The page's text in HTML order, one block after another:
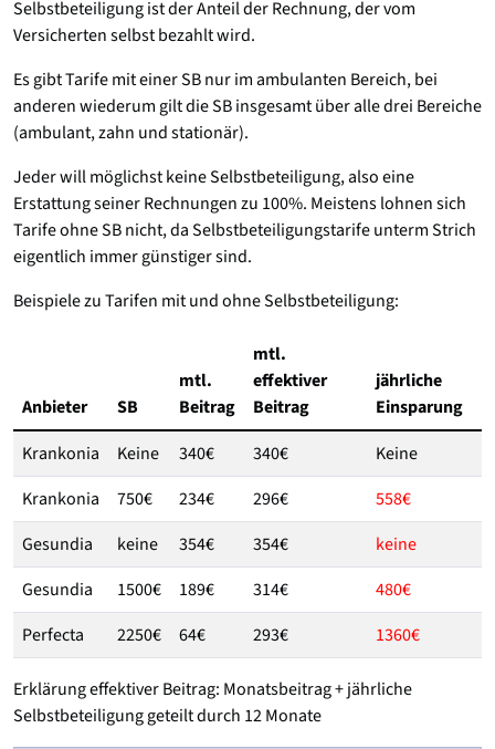
Selbstbeteiligung ist der Anteil der Rechnung, der vom
Versicherten selbst bezahlt wird.
Es gibt Tarife mit einer SB nur im ambulanten Bereich, bei
anderen wiederum gilt die SB insgesamt über alle drei Bereiche
(ambulant, zahn und stationär).
Jeder will möglichst keine Selbstbeteiligung, also eine
Erstattung seiner Rechnungen zu 100%. Meistens lohnen sich
Tarife ohne SB nicht, da Selbstbeteiligungstarife unterm Strich
eigentlich immer günstiger sind.
Beispiele zu Tarifen mit und ohne Selbstbeteiligung:
Anbieter SB
mtl.
Beitrag
mtl.
effektiver
Beitrag
jährliche
Einsparung
Krankonia
Keine 340€ 340€
Keine
Krankonia
750€ 234€ 296€
558€
Gesundia
keine 354€ 354€
keine
Gesundia
1500€ 189€ 314€
480€
Perfecta
2250€ 64€ 293€ 1360€
Erklärung effektiver Beitrag: Monatsbeitrag + jährliche
Selbstbeteiligung geteilt durch 12 Monate